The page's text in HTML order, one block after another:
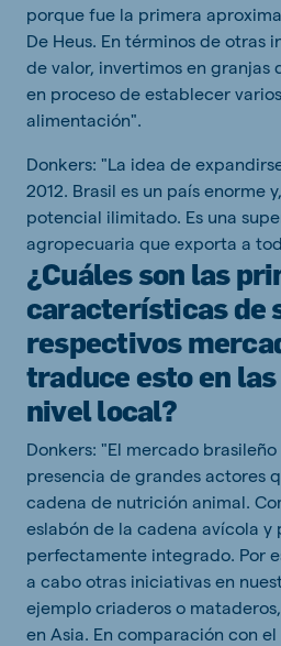
porque fue la primera
De Heus. En términos de otras
de valor, invertimos en granjas
en proceso de establecer
alimentación".
Donkers: "La idea de
2012. Brasil es un país enorme
potencial ilimitado. Es una
agropecuaria que exporta a
¿Cuáles son las
características de
respectivos
traduce esto en
nivel local?
Donkers: "El mercado
presencia de grandes actores
cadena de nutrición animal.
eslabón de la cadena avícola y
perfectamente integrado. Por
a cabo otras iniciativas en
ejemplo criaderos o
en Asia. En comparación con